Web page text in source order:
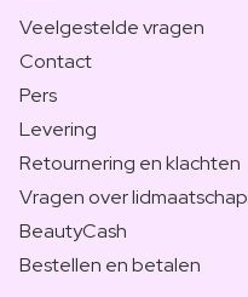
Veelgestelde vragen
Contact
Pers
Levering
Retournering en klachten
Vragen over lidmaatschap
BeautyCash
Bestellen en betalen